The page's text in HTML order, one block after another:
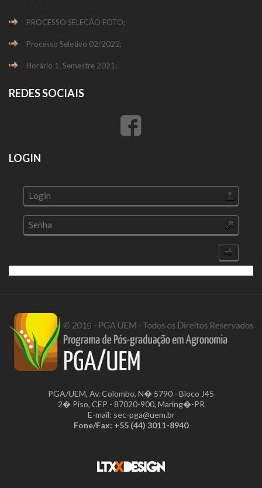
PROCESSO SELEÇÃO FOTO;
Processo Seletivo 02/2022;
Horário 1. Semestre 2021;
REDES SOCIAIS
LOGIN
PGA/UEM, Av. Colombo, N� 5790 - Bloco J45
2� Piso, CEP - 87020-900, Maring�-PR
E-mail: sec-pga@uem.br
Fone/Fax: +55 (44) 3011-8940